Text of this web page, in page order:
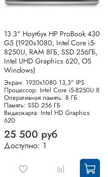
13.3" Ноутбук HP ProBook 430
G5 (1920x1080, Intel Core i5-
8250U, RAM 8ГБ, SSD 256ГБ,
Intel UHD Graphics 620, OS
Windows)
Экран: 1920x1080 13,3" IPS
Процессор: Intel Core i5-8250U 8
Оперативная память: 8 ГБ
Память: SSD 256 ГБ
Видеокарта: Intel HD Graphics
620
25 500 руб
Доступно: 1